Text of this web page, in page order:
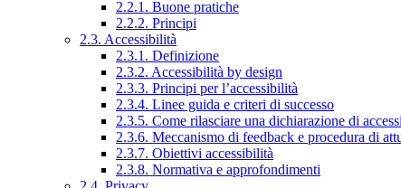
2.2.1. Buone pratiche
2.2.2. Principi
2.3. Accessibilità
2.3.1. Definizione
2.3.2. Accessibilità by design
2.3.3. Principi per l’accessibilità
2.3.4. Linee guida e criteri di successo
2.3.5. Come rilasciare una dichiarazione di
2.3.6. Meccanismo di feedback e procedura di
2.3.7. Obiettivi accessibilità
2.3.8. Normativa e approfondimenti